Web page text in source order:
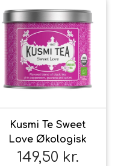
Kusmi Te Sweet
Love Økologisk
149,50 kr.